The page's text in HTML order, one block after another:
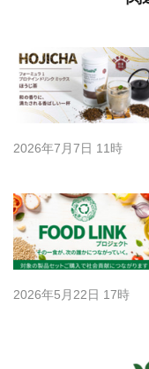
2026年7月7日 11時
2026年5月22日 17時